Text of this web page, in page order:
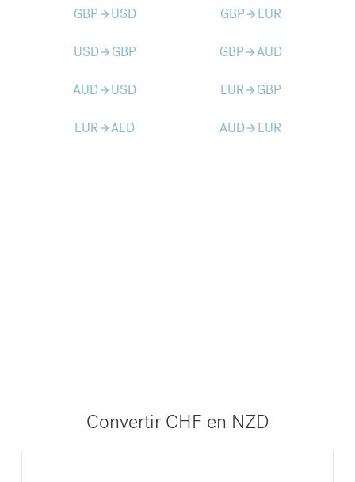
GBParrow_forward USD GBParrow_forward EUR
USDarrow_forward GBP GBParrow_forwardAUD
AUDarrow_forward USD EURarrow_forward GBP
EURarrow_forwardAED AUDarrow_forward EUR
Convertir CHF en NZD